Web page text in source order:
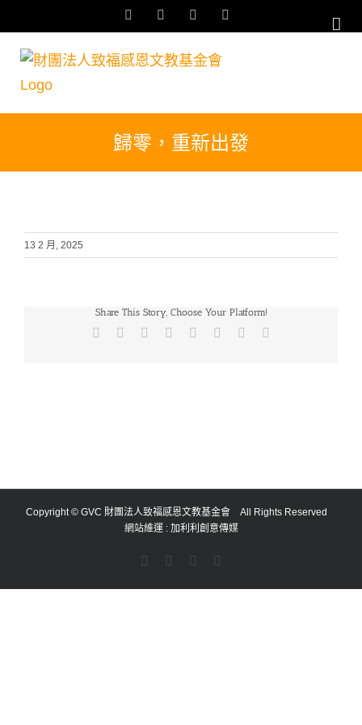
to
content
FacebookYouTubeEmail:
歸零，重新出發
13 2 月, 2025
Share This Story, Choose Your Platform!
Facebook Reddit LinkedIn
TumblrPinterest
Copyright © GVC 財團法人致福感恩文教基金會 All Rights Reserved
網站維運 : 加利利創意傳媒
FacebookYouTube
Email: